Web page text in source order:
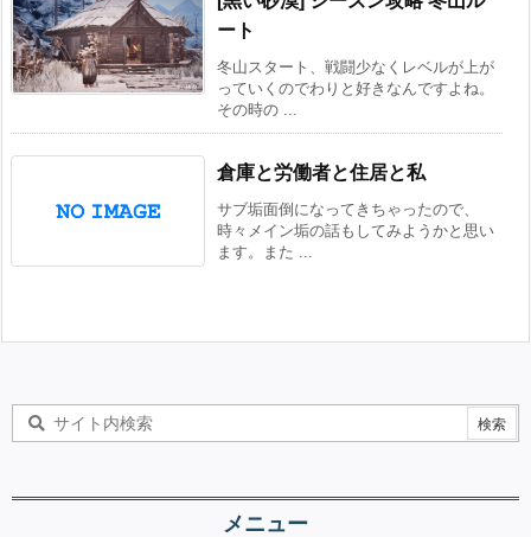
ート
冬山スタート、戦闘少なくレベルが上が
っていくのでわりと好きなんですよね。
その時の ...
倉庫と労働者と住居と私
サブ垢面倒になってきちゃったので、
時々メイン垢の話もしてみようかと思い
ます。また ...
メニュー